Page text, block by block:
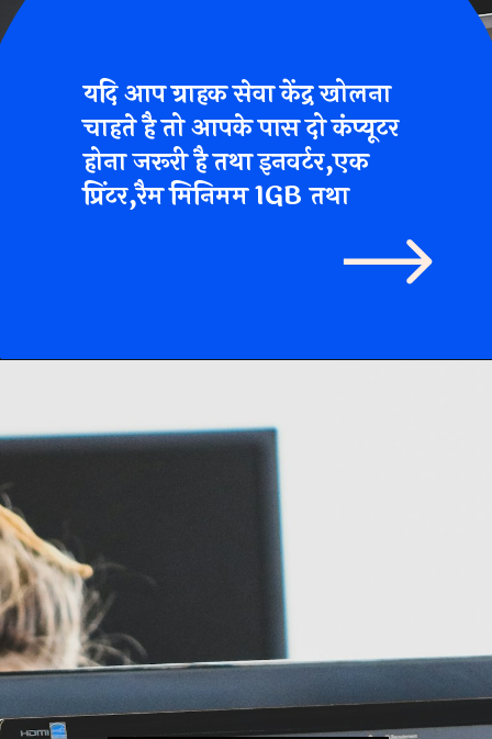
यदि आप ग्राहक सेवा केंद्र खोलना
चाहते है तो आपके पास दो कंप्यूटर
होना जरूरी है तथा इनवर्टर,एक
प्रिंटर,रैम मिनिमम 1GB तथा